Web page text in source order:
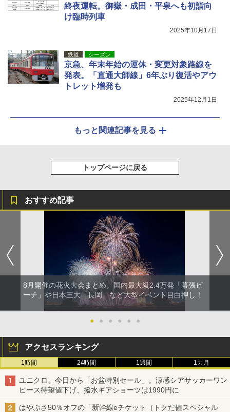
終夜運転。御嶽・成田・平泉へも初詣向
け臨時列車
2025年10月17日
鉄道 シーズン
京急、年末年始の運休・変更対象路線を
発表。「直通大師線」6年ぶり復活やアウ
トレット増発も
2025年12月1日
もっと関連記事を見る
トップページに戻る
おすすめ記事
8月開催の花火大会まとめ。国内最大級2.4万発「幕張ビ
ーチ」や日本三大「長岡」など大型イベント目白押し！
● ● ● ● ● ●
アクセスランキング
1時間 24時間 1週間 1カ月
ユニクロ、今日から「お盆特別セール」。涼感シアサッカーワン
ピース待望値下げ、撥水ギアショーツは1990円に
はやぶさ50％オフの「新幹線eチケット（トクだ値スペシャル